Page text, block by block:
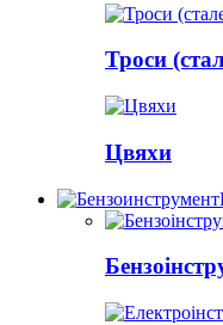
Троси
Цвяхи